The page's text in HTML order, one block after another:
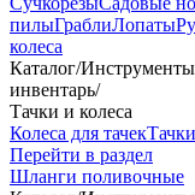
пилыГраблиЛопаты
колеса
Каталог/Инструменты
инвентарь/
Тачки и колеса
Колеса для тачекТачки
Перейти в раздел
Шланги поливочные